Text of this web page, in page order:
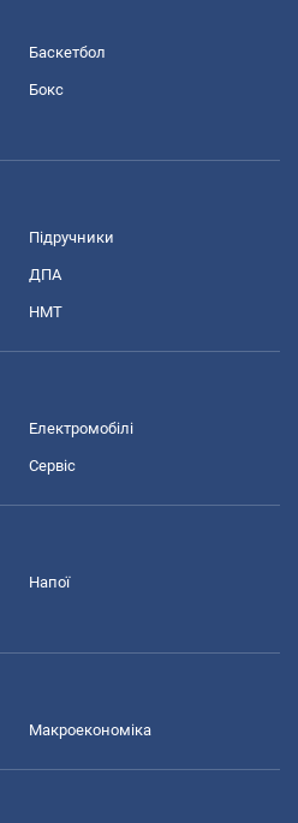
Баскетбол
Бокс
Підручники
ДПА
НМТ
Електромобілі
Сервіс
Напої
Макроекономіка